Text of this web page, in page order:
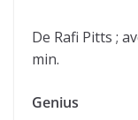
De Rafi Pitts ;
min.
Genius